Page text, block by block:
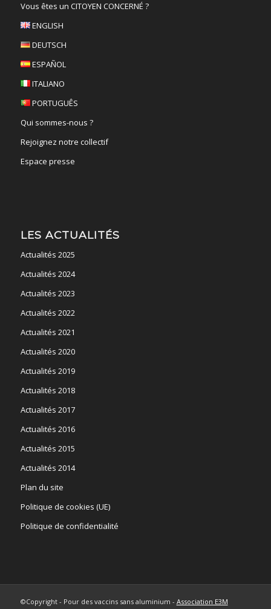
Vous êtes un CITOYEN CONCERNÉ ?
ENGLISH
DEUTSCH
ESPAÑOL
ITALIANO
PORTUGUÊS
Qui sommes-nous ?
Rejoignez notre collectif
Espace presse
LES ACTUALITÉS
Actualités 2025
Actualités 2024
Actualités 2023
Actualités 2022
Actualités 2021
Actualités 2020
Actualités 2019
Actualités 2018
Actualités 2017
Actualités 2016
Actualités 2015
Actualités 2014
Plan du site
Politique de cookies (UE)
Politique de confidentialité
©Copyright - Pour des vaccins sans aluminium - Association E3M